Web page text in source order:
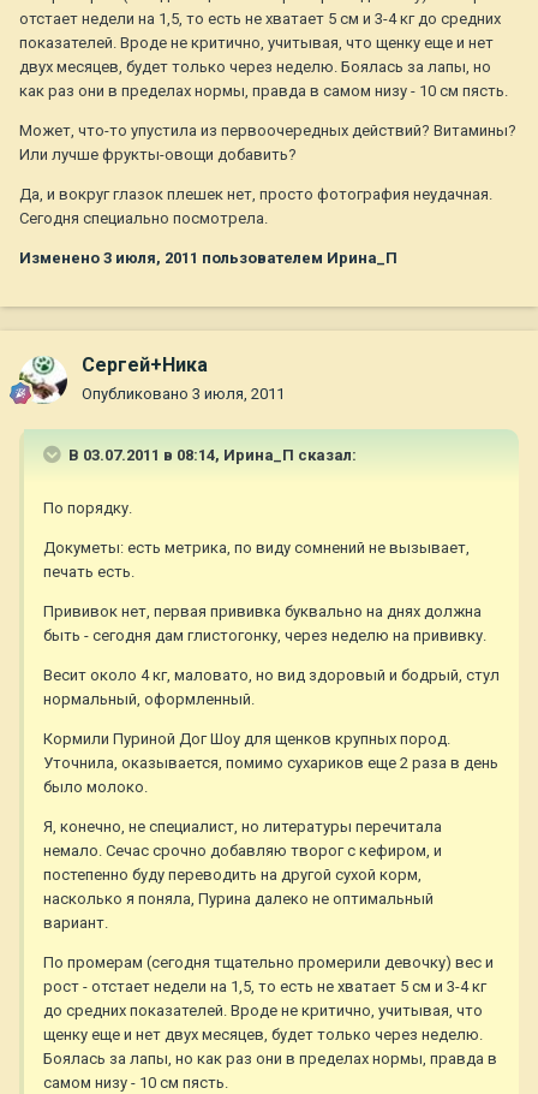
отстает недели на 1,5, то есть не хватает 5 см и 3-4 кг до средних
показателей. Вроде не критично, учитывая, что щенку еще и нет
двух месяцев, будет только через неделю. Боялась за лапы, но
как раз они в пределах нормы, правда в самом низу - 10 см пясть.
Может, что-то упустила из первоочередных действий? Витамины?
Или лучше фрукты-овощи добавить?
Да, и вокруг глазок плешек нет, просто фотография неудачная.
Сегодня специально посмотрела.
Изменено 3 июля, 2011 пользователем Ирина_П
Сергей+Ника
Опубликовано 3 июля, 2011
В 03.07.2011 в 08:14, Ирина_П сказал:
По порядку.
Докуметы: есть метрика, по виду сомнений не вызывает,
печать есть.
Прививок нет, первая прививка буквально на днях должна
быть - сегодня дам глистогонку, через неделю на прививку.
Весит около 4 кг, маловато, но вид здоровый и бодрый, стул
нормальный, оформленный.
Кормили Пуриной Дог Шоу для щенков крупных пород.
Уточнила, оказывается, помимо сухариков еще 2 раза в день
было молоко.
Я, конечно, не специалист, но литературы перечитала
немало. Сечас срочно добавляю творог с кефиром, и
постепенно буду переводить на другой сухой корм,
насколько я поняла, Пурина далеко не оптимальный
вариант.
По промерам (сегодня тщательно промерили девочку) вес и
рост - отстает недели на 1,5, то есть не хватает 5 см и 3-4 кг
до средних показателей. Вроде не критично, учитывая, что
щенку еще и нет двух месяцев, будет только через неделю.
Боялась за лапы, но как раз они в пределах нормы, правда в
самом низу - 10 см пясть.